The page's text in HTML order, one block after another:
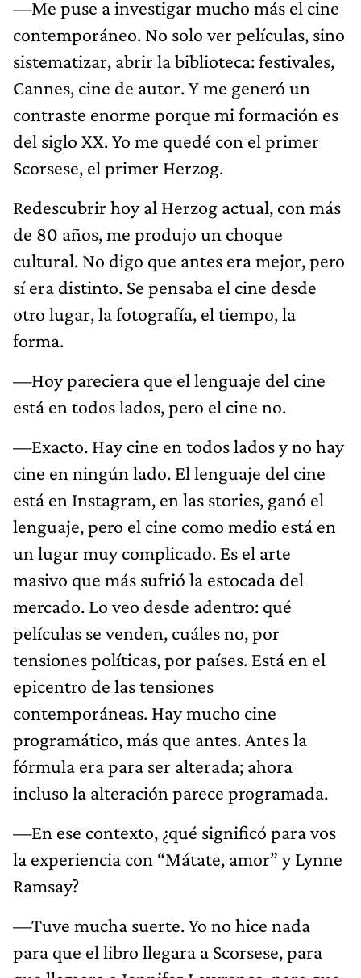
—Me puse a investigar mucho más el cine
contemporáneo. No solo ver películas, sino
sistematizar, abrir la biblioteca: festivales,
Cannes, cine de autor. Y me generó un
contraste enorme porque mi formación es
del siglo XX. Yo me quedé con el primer
Scorsese, el primer Herzog.
Redescubrir hoy al Herzog actual, con más
de 80 años, me produjo un choque
cultural. No digo que antes era mejor, pero
sí era distinto. Se pensaba el cine desde
otro lugar, la fotografía, el tiempo, la
forma.
—Hoy pareciera que el lenguaje del cine
está en todos lados, pero el cine no.
—Exacto. Hay cine en todos lados y no hay
cine en ningún lado. El lenguaje del cine
está en Instagram, en las stories, ganó el
lenguaje, pero el cine como medio está en
un lugar muy complicado. Es el arte
masivo que más sufrió la estocada del
mercado. Lo veo desde adentro: qué
películas se venden, cuáles no, por
tensiones políticas, por países. Está en el
epicentro de las tensiones
contemporáneas. Hay mucho cine
programático, más que antes. Antes la
fórmula era para ser alterada; ahora
incluso la alteración parece programada.
—En ese contexto, ¿qué significó para vos
la experiencia con “Mátate, amor” y Lynne
Ramsay?
—Tuve mucha suerte. Yo no hice nada
para que el libro llegara a Scorsese, para